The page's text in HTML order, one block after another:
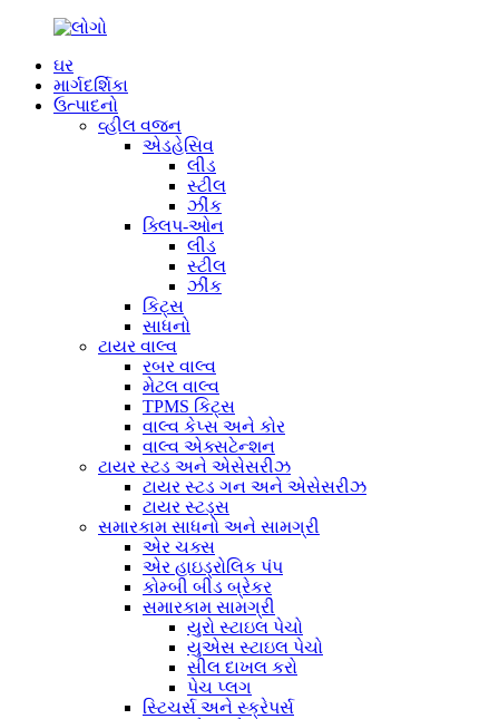
ઘર
માર્ગદર્શિકા
ઉત્પાદનો
વ્હીલ વજન
એડહેસિવ
લીડ
સ્ટીલ
ઝીંક
ક્લિપ-ઓન
લીડ
સ્ટીલ
ઝીંક
કિટ્સ
સાધનો
ટાયર વાલ્વ
રબર વાલ્વ
મેટલ વાલ્વ
TPMS કિટ્સ
વાલ્વ કેપ્સ અને કોર
વાલ્વ એક્સટેન્શન
ટાયર સ્ટડ અને એસેસરીઝ
ટાયર સ્ટડ ગન અને એસેસરીઝ
ટાયર સ્ટડ્સ
સમારકામ સાધનો અને સામગ્રી
એર ચક્સ
એર હાઇડ્રોલિક પંપ
કોમ્બી બીડ બ્રેકર
સમારકામ સામગ્રી
યુરો સ્ટાઇલ પેચો
યુએસ સ્ટાઇલ પેચો
સીલ દાખલ કરો
પેચ પ્લગ
સ્ટિચર્સ અને સ્ક્રેપર્સ